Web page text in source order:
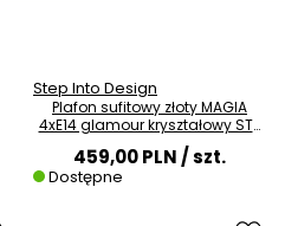
Step Into Design
Plafon sufitowy złoty MAGIA
4xE14 glamour kryształowy ST-
D8801C-R40-MAGIA
459,00 PLN/ szt.
Dostępne